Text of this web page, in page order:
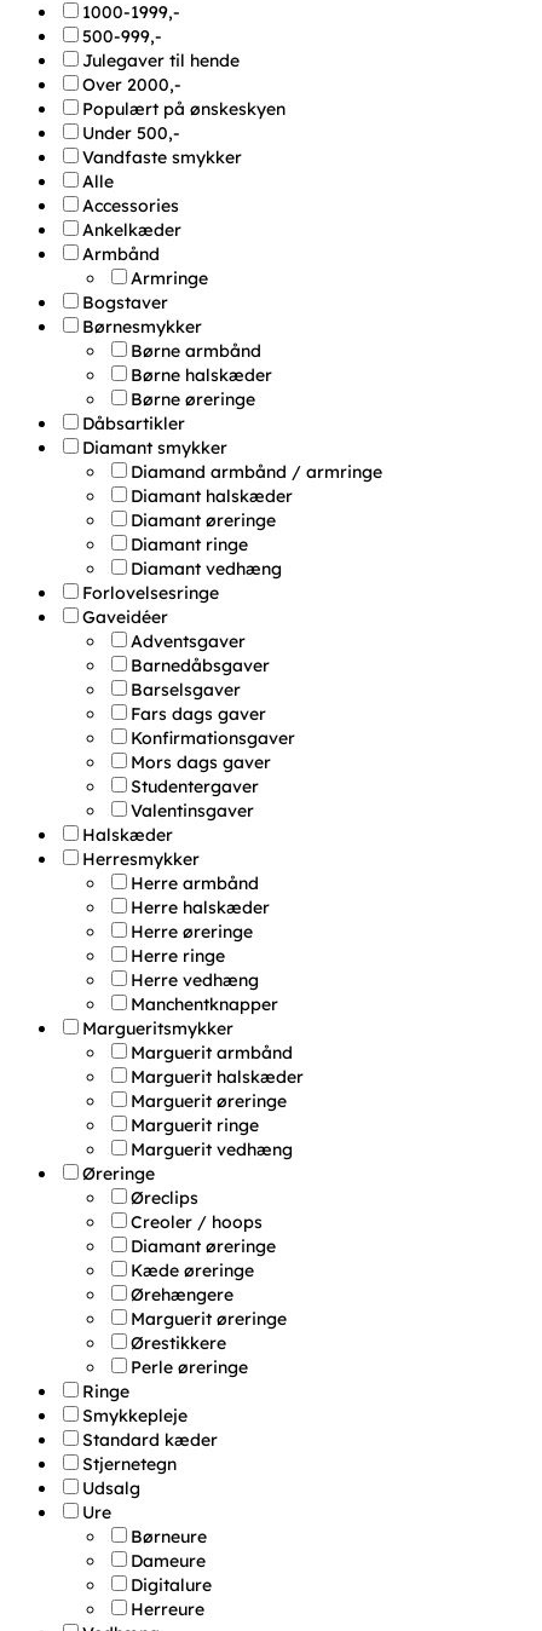
1000-1999,-
500-999,-
Julegaver til hende
Over 2000,-
Populært på ønskeskyen
Under 500,-
Vandfaste smykker
Alle
Accessories
Ankelkæder
Armbånd
Armringe
Bogstaver
Børnesmykker
Børne armbånd
Børne halskæder
Børne øreringe
Dåbsartikler
Diamant smykker
Diamand armbånd / armringe
Diamant halskæder
Diamant øreringe
Diamant ringe
Diamant vedhæng
Forlovelsesringe
Gaveidéer
Adventsgaver
Barnedåbsgaver
Barselsgaver
Fars dags gaver
Konfirmationsgaver
Mors dags gaver
Studentergaver
Valentinsgaver
Halskæder
Herresmykker
Herre armbånd
Herre halskæder
Herre øreringe
Herre ringe
Herre vedhæng
Manchentknapper
Margueritsmykker
Marguerit armbånd
Marguerit halskæder
Marguerit øreringe
Marguerit ringe
Marguerit vedhæng
Øreringe
Øreclips
Creoler / hoops
Diamant øreringe
Kæde øreringe
Ørehængere
Marguerit øreringe
Ørestikkere
Perle øreringe
Ringe
Smykkepleje
Standard kæder
Stjernetegn
Udsalg
Ure
Børneure
Dameure
Digitalure
Herreure